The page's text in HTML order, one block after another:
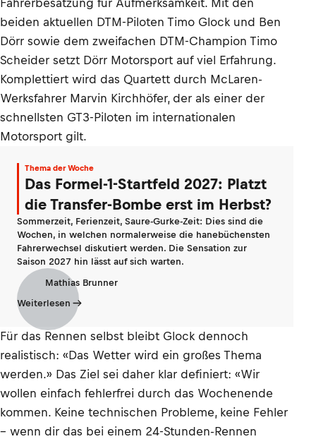
Fahrerbesatzung für Aufmerksamkeit. Mit den
beiden aktuellen DTM-Piloten Timo Glock und Ben
Dörr sowie dem zweifachen DTM-Champion Timo
Scheider setzt Dörr Motorsport auf viel Erfahrung.
Komplettiert wird das Quartett durch McLaren-
Werksfahrer Marvin Kirchhöfer, der als einer der
schnellsten GT3-Piloten im internationalen
Motorsport gilt.
Thema der Woche
Das Formel-1-Startfeld 2027: Platzt
die Transfer-Bombe erst im Herbst?
Sommerzeit, Ferienzeit, Saure-Gurke-Zeit: Dies sind die
Wochen, in welchen normalerweise die hanebüchensten
Fahrerwechsel diskutiert werden. Die Sensation zur
Saison 2027 hin lässt auf sich warten.
Mathias Brunner
Weiterlesen
Für das Rennen selbst bleibt Glock dennoch
realistisch: «Das Wetter wird ein großes Thema
werden.» Das Ziel sei daher klar definiert: «Wir
wollen einfach fehlerfrei durch das Wochenende
kommen. Keine technischen Probleme, keine Fehler
– wenn dir das bei einem 24-Stunden-Rennen